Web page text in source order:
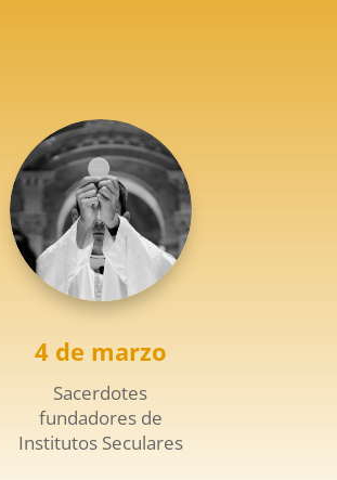
4 de marzo
Sacerdotes
fundadores de
Institutos Seculares